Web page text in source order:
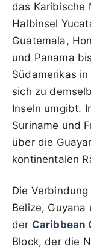
das Karibische
Halbinsel
Guatemala,
und Panama
Südamerikas
sich zu
Inseln umgibt.
Suriname und
über die
kontinentalen
Die
Belize,
der Caribbean
Block, der die